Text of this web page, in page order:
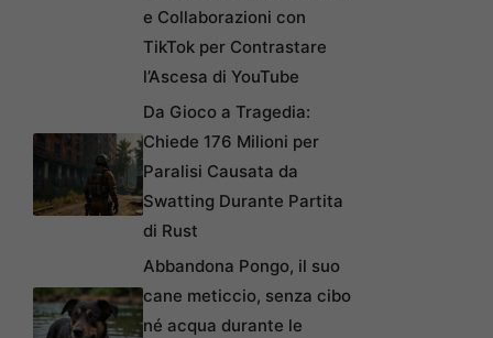
e Collaborazioni con
TikTok per Contrastare
l’Ascesa di YouTube
Da Gioco a Tragedia:
Chiede 176 Milioni per
Paralisi Causata da
Swatting Durante Partita
di Rust
Abbandona Pongo, il suo
cane meticcio, senza cibo
né acqua durante le